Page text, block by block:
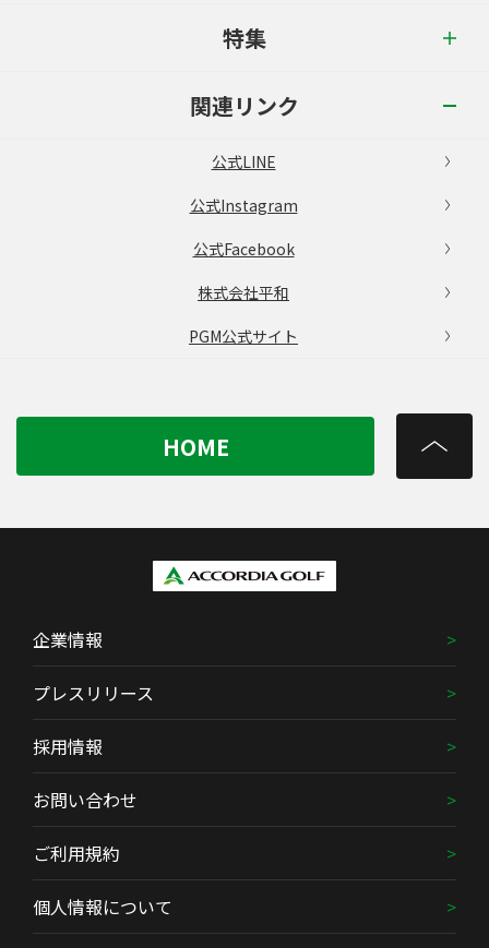
特集
関連リンク
公式LINE
公式Instagram
公式Facebook
株式会社平和
PGM公式サイト
HOME
企業情報
プレスリリース
採用情報
お問い合わせ
ご利用規約
個人情報について